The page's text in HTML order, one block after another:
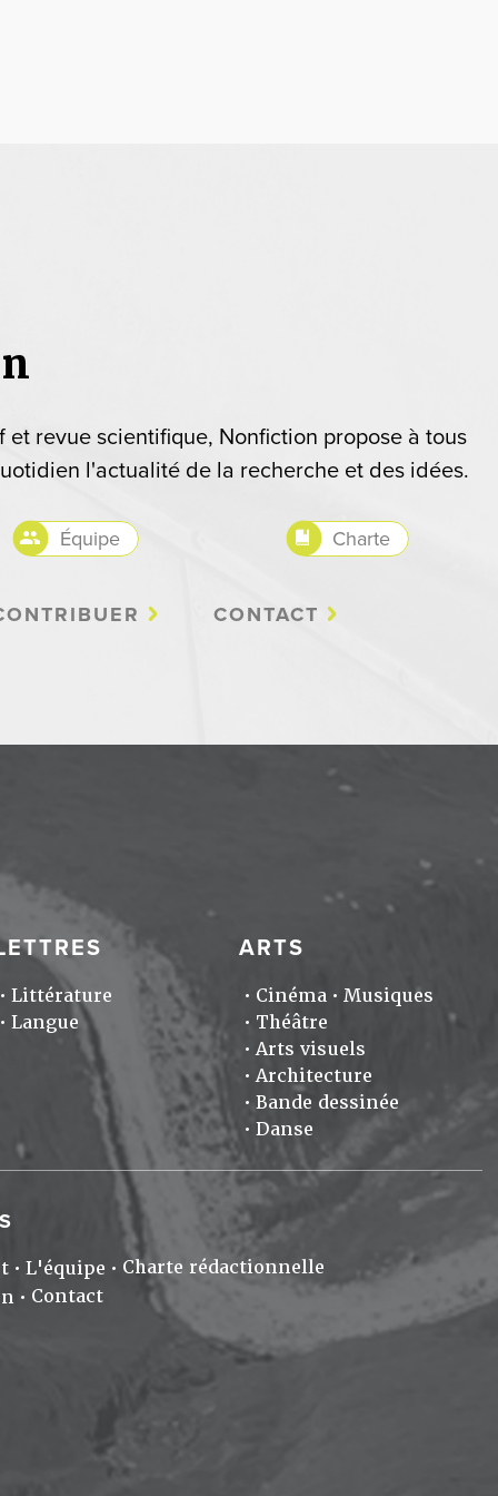
revue scientifique, Nonfiction propose à tous
l'actualité de la recherche et des idées.
Équipe Charte
CONTACT
Littérature
Langue
ARTS
Cinéma
Musiques
Théâtre
Arts visuels
Architecture
Bande dessinée
Danse
L'équipe
Charte rédactionnelle
Contact